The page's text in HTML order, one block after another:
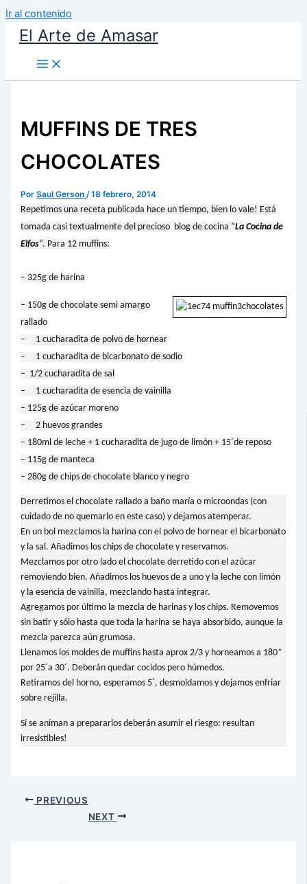
Ir al contenido
El Arte de Amasar
MUFFINS DE TRES
CHOCOLATES
PorSaul Gerson/18 febrero, 2014
Repetimos una receta publicada hace un tiempo, bien lo vale! Está
tomada casi textualmente del precioso blog de cocina “La Cocina de
Elfos“. Para 12 muffins:
– 325g de harina
– 150g de chocolate semi amargo
rallado
– 1 cucharadita de polvo de hornear
– 1 cucharadita de bicarbonato de sodio
– 1/2 cucharadita de sal
– 1 cucharadita de esencia de vainilla
– 125g de azúcar moreno
– 2 huevos grandes
– 180ml de leche + 1 cucharadita de jugo de limón + 15´de reposo
– 115g de manteca
– 280g de chips de chocolate blanco y negro
Derretimos el chocolate rallado a baño maría o microondas (con
cuidado de no quemarlo en este caso) y dejamos atemperar.
En un bol mezclamos la harina con el polvo de hornear el bicarbonato
y la sal. Añadimos los chips de chocolate y reservamos.
Mezclamos por otro lado el chocolate derretido con el azúcar
removiendo bien. Añadimos los huevos de a uno y la leche con limón
y la esencia de vainilla, mezclando hasta integrar.
Agregamos por último la mezcla de harinas y los chips. Removemos
sin batir y sólo hasta que toda la harina se haya absorbido, aunque la
mezcla parezca aún grumosa.
Llenamos los moldes de muffins hasta aprox 2/3 y horneamos a 180*
por 25´a 30´. Deberán quedar cocidos pero húmedos.
Retiramos del horno, esperamos 5´, desmoldamos y dejamos enfriar
sobre rejilla.
Si se animan a prepararlos deberán asumir el riesgo: resultan
irresistibles!
PREVIOUS
NEXT